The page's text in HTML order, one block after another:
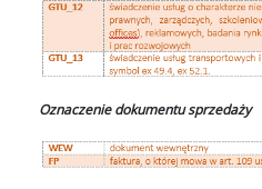
Oznaczenie dokumentu sprzedaży